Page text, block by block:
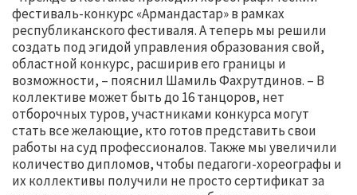
фестиваль-конкурс «Армандастар» в рамках
республиканского фестиваля. А теперь мы решили
создать под эгидой управления образования свой,
областной конкурс, расширив его границы и
возможности, – пояснил Шамиль Фахрутдинов. – В
коллективе может быть до 16 танцоров, нет
отборочных туров, участниками конкурса могут
стать все желающие, кто готов представить свои
работы на суд профессионалов. Также мы увеличили
количество дипломов, чтобы педагоги-хореографы и
их коллективы получили не просто сертификат за